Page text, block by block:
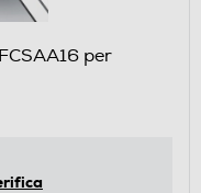
per